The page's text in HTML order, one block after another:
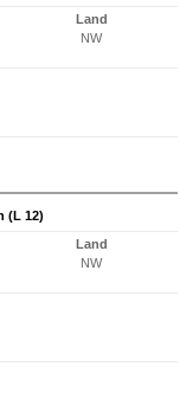
Land
NW
(L 12)
Land
NW